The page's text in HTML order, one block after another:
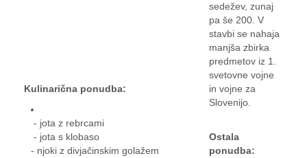
Kulinarična ponudba:
- jota z rebrcami
- jota s klobaso
- njoki z divjačinskim golažem
sedežev, zunaj
pa še 200. V
stavbi se nahaja
manjša zbirka
predmetov iz 1.
svetovne vojne
in vojne za
Slovenijo.
Ostala
ponudba: